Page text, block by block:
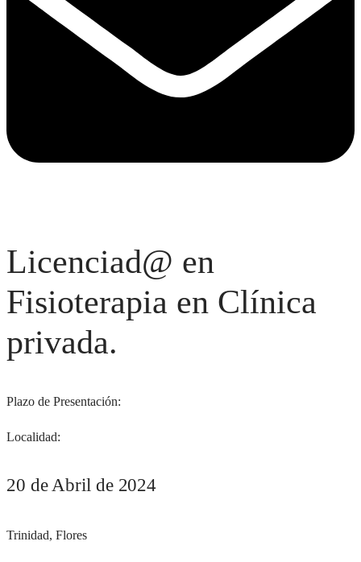
Licenciad@ en
Fisioterapia en Clínica
privada.
Plazo de Presentación:
Localidad:
20 de Abril de 2024
Trinidad, Flores